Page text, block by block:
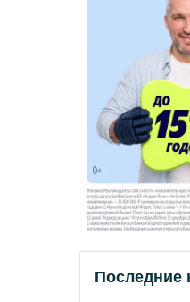
Последние